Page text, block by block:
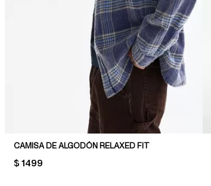
CAMISA DE ALGODÓN RELAXED FIT
PRICE:
$ 1499